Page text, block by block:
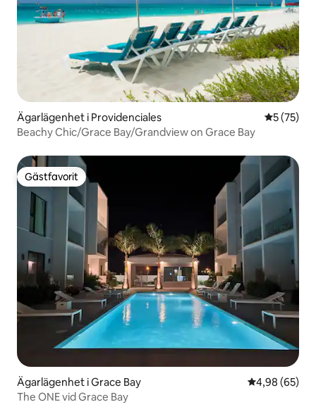
Ägarlägenhet i Providenciales 5 av 5 i
5 (75)
Beachy Chic/Grace Bay/Grandview on Grace Bay
Gästfavorit
Gästfavorit
Ägarlägenhet i Grace Bay 4,98 av 5 i
4,98 (65)
The ONE vid Grace Bay